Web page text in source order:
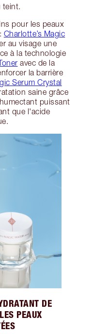
teint.
pour les peaux
Charlotte’s Magic
au visage une
à la technologie
avec de la
la barrière
Serum Crystal
saine grâce
puissant
que l'acide
DE
PEAUX